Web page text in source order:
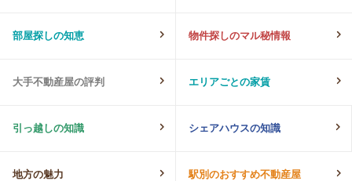
部屋探しの知恵 物件探しのマル秘情報
大手不動産屋の評判 エリアごとの家賃
引っ越しの知識 シェアハウスの知識
地方の魅力 駅別のおすすめ不動産屋